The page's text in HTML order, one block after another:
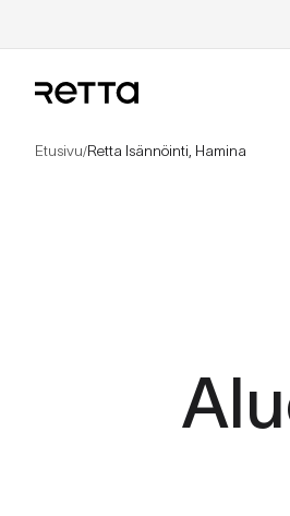
Etusivu/Retta Isännöinti, Hamina